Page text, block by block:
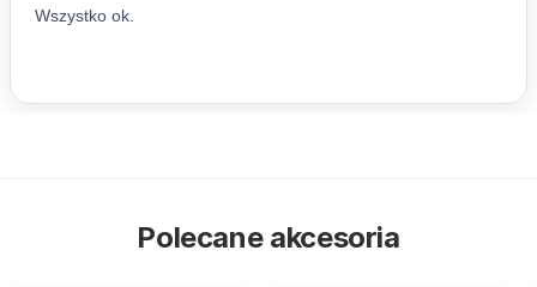
Polecane akcesoria